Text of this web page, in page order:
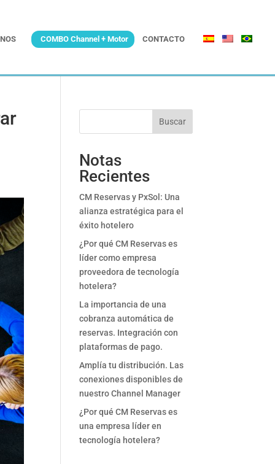
COMBO Channel + Motor CONTACTO
Buscar
Notas
Recientes
CM Reservas y PxSol: Una
alianza estratégica para el
éxito hotelero
¿Por qué CM Reservas es
líder como empresa
proveedora de tecnología
hotelera?
La importancia de una
cobranza automática de
reservas. Integración con
plataformas de pago.
Amplía tu distribución. Las
conexiones disponibles de
nuestro Channel Manager
¿Por qué CM Reservas es
una empresa líder en
tecnología hotelera?